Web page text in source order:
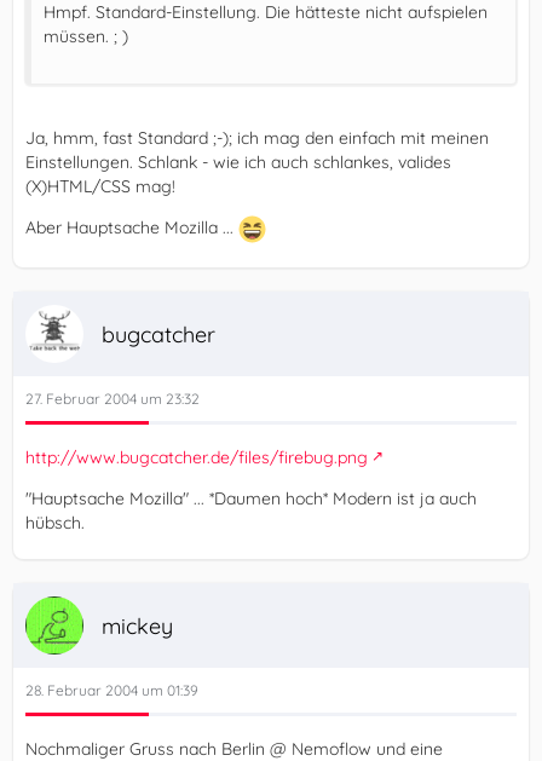
Hmpf. Standard-Einstellung. Die hätteste nicht aufspielen
müssen. ; )
Ja, hmm, fast Standard ;-); ich mag den einfach mit meinen
Einstellungen. Schlank - wie ich auch schlankes, valides
(X)HTML/CSS mag!
Aber Hauptsache Mozilla ...
bugcatcher
27. Februar 2004 um 23:32
http://www.bugcatcher.de/files/firebug.png
"Hauptsache Mozilla" ... *Daumen hoch* Modern ist ja auch
hübsch.
mickey
28. Februar 2004 um 01:39
Nochmaliger Gruss nach Berlin @ Nemoflow und eine